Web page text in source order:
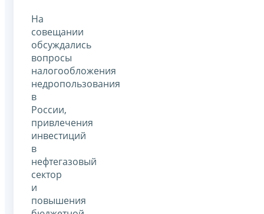
На
совещании
обсуждались
вопросы
налогообложения
недропользования
в
России,
привлечения
инвестиций
в
нефтегазовый
сектор
и
повышения